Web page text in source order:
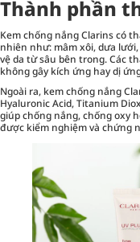
Thành phần
Kem chống nắng Clarins có
nhiên như: mâm xôi, dưa
vệ da từ sâu bên trong. Các
không gây kích ứng hay dị
Ngoài ra, kem chống nắng
Hyaluronic Acid, Titanium
giúp chống nắng, chống oxy
được kiểm nghiệm và chứng